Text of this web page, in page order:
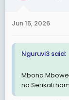
Jun 15, 2026
Nguruvi3 said:
Mbona
na Serikali